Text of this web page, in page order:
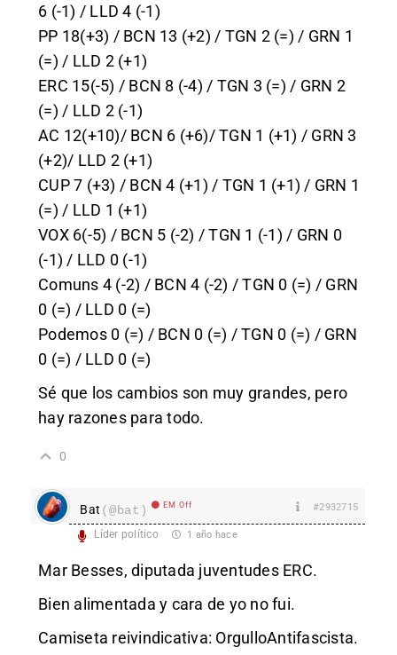
6 (-1) / LLD 4 (-1)
PP 18(+3) / BCN 13 (+2) / TGN 2 (=) / GRN 1
(=) / LLD 2 (+1)
ERC 15(-5) / BCN 8 (-4) / TGN 3 (=) / GRN 2
(=) / LLD 2 (-1)
AC 12(+10)/ BCN 6 (+6)/ TGN 1 (+1) / GRN 3
(+2)/ LLD 2 (+1)
CUP 7 (+3) / BCN 4 (+1) / TGN 1 (+1) / GRN 1
(=) / LLD 1 (+1)
VOX 6(-5) / BCN 5 (-2) / TGN 1 (-1) / GRN 0
(-1) / LLD 0 (-1)
Comuns 4 (-2) / BCN 4 (-2) / TGN 0 (=) / GRN
0 (=) / LLD 0 (=)
Podemos 0 (=) / BCN 0 (=) / TGN 0 (=) / GRN
0 (=) / LLD 0 (=)
Sé que los cambios son muy grandes, pero
hay razones para todo.
0
Bat (@bat) EM Off #2932715
Líder político 1 año hace
Mar Besses, diputada juventudes ERC.
Bien alimentada y cara de yo no fui.
Camiseta reivindicativa: OrgulloAntifascista.